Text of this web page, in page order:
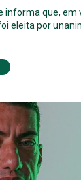
informa que,
eleita por